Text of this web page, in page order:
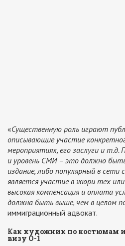
«Существенную роль играют
описывающие участие
мероприятиях, его заслуги и
и уровень СМИ – это должно
издание, либо популярный в
является участие в жюри тех
высокая компенсация и оплата
должна быть выше, чем в целом
иммиграционный адвокат.
Как художник по костюмам
визу О-1